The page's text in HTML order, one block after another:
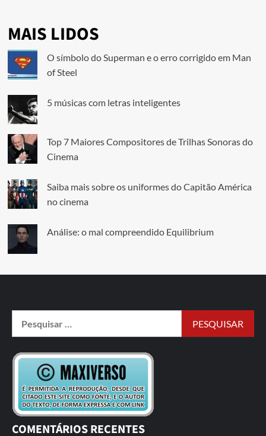
MAIS LIDOS
O símbolo do Superman e o erro corrigido em Man
of Steel
5 músicas com letras inteligentes
Top 7 Maiores Compositores de Trilhas Sonoras do
Cinema
Saiba mais sobre os uniformes do Capitão América
no cinema
Análise: o mal compreendido Equilibrium
COMENTÁRIOS RECENTES